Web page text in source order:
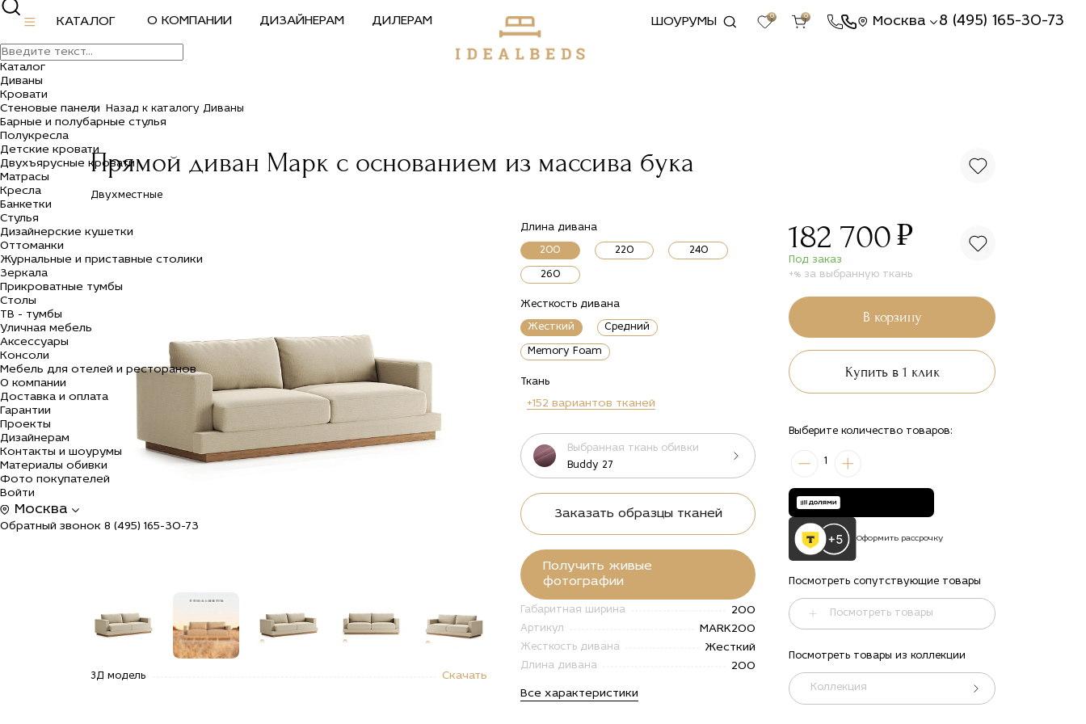
КАТАЛОГ О КОМПАНИИ ДИЗАЙНЕРАМ ДИЛЕРАМ ШОУРУМЫ 0 0 Москва 8 (495) 165-30-73
Каталог
Диваны
Кровати
Стеновые панели
Барные и полубарные стулья
Полукресла
Детские кровати
Двухъярусные кровати
Матрасы
Кресла
Банкетки
Стулья
Дизайнерские кушетки
Оттоманки
Журнальные и приставные столики
Зеркала
Прикроватные тумбы
Столы
ТВ - тумбы
Уличная мебель
Аксессуары
Консоли
Мебель для отелей и ресторанов
О компании
Доставка и оплата
Гарантии
Проекты
Дизайнерам
Контакты и шоурумы
Материалы обивки
Фото покупателей
Войти
Москва
Обратный звонок 8 (495) 165-30-73
Назад к каталогу Диваны
Прямой диван Марк с основанием из массива бука
Двухместные
Прямой
Прямой
alt="Купить
диван Марк
3Д модель Скачать
Длина дивана
200 220 240
260
Жесткость дивана
Жесткий Средний
Memory Foam
Ткань
+152 вариантов тканей
Выбранная ткань обивки
Buddy 27
Заказать образцы тканей
Получить живые
фотографии
Габаритная ширина 200
Артикул MARK200
Жесткость дивана Жесткий
Длина дивана 200
Все характеристики
182 700₽
Под заказ
+% за выбранную ткань
В корзину
Купить в 1 клик
Выберите количество товаров:
1
Оформить рассрочку
Посмотреть сопутствующие товары
Посмотреть товары
Посмотреть товары из коллекции
Коллекция